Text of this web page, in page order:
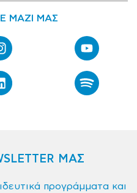
ΜΑΖΙ ΜΑΣ
ΜΑΣ
προγράμματα και